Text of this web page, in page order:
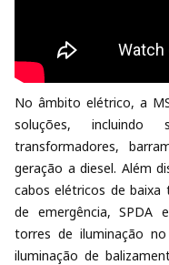
No âmbito elétrico, a
soluções, incluindo
transformadores,
geração a diesel. Além
cabos elétricos de baixa
de emergência, SPDA
torres de iluminação
iluminação de